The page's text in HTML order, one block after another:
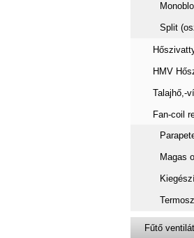
Split
HMV
Talajhő,-
Fan-coil
Magas
Fűtő